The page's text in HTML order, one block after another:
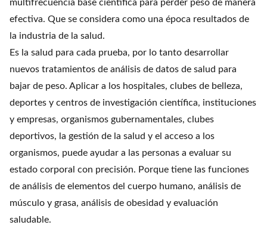
multifrecuencia base científica para perder peso de manera
efectiva. Que se considera como una época resultados de
la industria de la salud.
Es la salud para cada prueba, por lo tanto desarrollar
nuevos tratamientos de análisis de datos de salud para
bajar de peso. Aplicar a los hospitales, clubes de belleza,
deportes y centros de investigación científica, instituciones
y empresas, organismos gubernamentales, clubes
deportivos, la gestión de la salud y el acceso a los
organismos, puede ayudar a las personas a evaluar su
estado corporal con precisión. Porque tiene las funciones
de análisis de elementos del cuerpo humano, análisis de
músculo y grasa, análisis de obesidad y evaluación
saludable.